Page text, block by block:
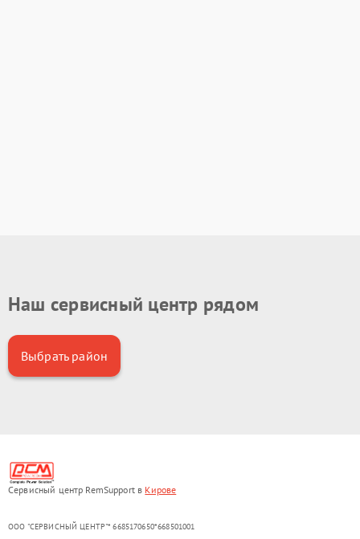
Наш сервисный центр рядом
Выбрать район
Сервисный центр RemSupport в Кирове
ООО "СЕРВИСНЫЙ ЦЕНТР"* 6685170650*668501001